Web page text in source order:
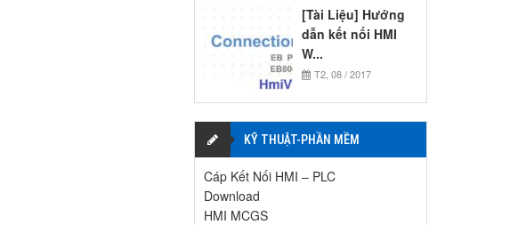
[Tài Liệu] Hướng
dẫn kết nối HMI
W...
T2, 08 / 2017
KỸ THUẬT-PHẦN MỀM
Cáp Kết Nối HMI – PLC
Download
HMI MCGS